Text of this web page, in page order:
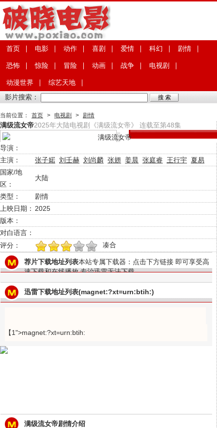
首页 电影 动作 喜剧 爱情 科幻 剧情
恐怖 惊险 冒险 动画 战争 电视剧
动漫世界
综艺天地
影片搜索：
当前位置： 首页 > 电视剧 > 剧情
满级流女帝2025年大陆电视剧《满级流女帝》 连载至第48集
导演：
主演：
张子婼 刘壬赫 刘尚麟 张翅 姜晨 张庭睿 王行宇 夏易
国家/地
区：
大陆
类型：
剧情
上映日期： 2025
版本：
对白语言：
评分：
1 3 4 5 凑合
荐片下载地址列表本站专属下载器：点击下方链接 即可享受高
速下载和在线播放 专治迅雷无法下载
迅雷下载地址列表(magnet:?xt=urn:btih:)
【1">magnet:?xt=urn:btih:
满级流女帝剧情介绍